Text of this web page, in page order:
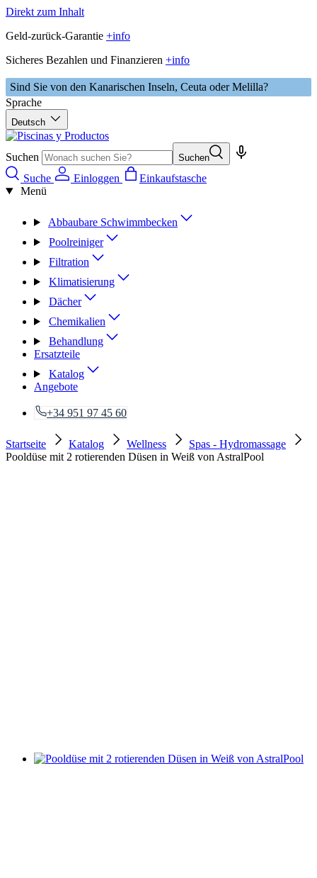
Direkt zum Inhalt
Geld-zurück-Garantie +info
Sicheres Bezahlen und Finanzieren +info
Sind Sie von den Kanarischen Inseln, Ceuta oder Melilla?
Sprache
Deutsch
Suchen Suchen
Suche Einloggen
Einkaufstasche
Menü
Abbaubare Schwimmbecken
Poolreiniger
Filtration
Klimatisierung
Dächer
Chemikalien
Behandlung
Ersatzteile
Katalog
Angebote
+34 951 97 45 60
Startseite Katalog Wellness
Spas - Hydromassage
Pooldüse mit 2 rotierenden Düsen in Weiß von AstralPool